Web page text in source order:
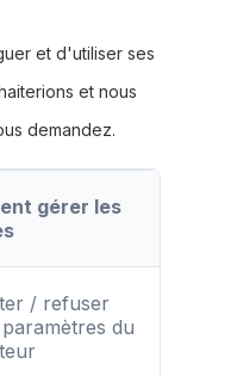
et d'utiliser ses
et nous
demandez.
gérer les
/ refuser
du